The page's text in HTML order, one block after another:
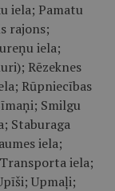
iela; Pamatu
rajons;
iela;
Rēzeknes
Rūpniecības
Smilgu
Staburaga
iela;
iela;
Upmaļi;